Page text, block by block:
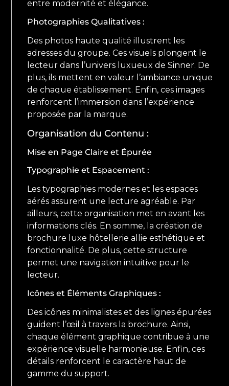
entre modernité et élégance.
Photographies Qualitatives :
Des photos haute qualité illustrent les
adresses du groupe. Ces visuels plongent le
lecteur dans l’univers luxueux de Sinner. De
plus, ils mettent en valeur l’ambiance unique
de chaque établissement. Enfin, ces images
renforcent l’immersion dans l’expérience
proposée par la marque.
Organisation du Contenu :
Mise en Page Claire et Épurée
Typographie et Espacement :
Les typographies modernes et les espaces
aérés assurent une lecture agréable. Par
ailleurs, cette organisation met en avant les
informations clés. En somme, la création de
brochure luxe hôtellerie allie esthétique et
fonctionnalité. De plus, cette structure
permet une navigation intuitive pour le
lecteur.
Icônes et Éléments Graphiques :
Des icônes minimalistes et des lignes épurées
guident l’œil à travers la brochure. Ainsi,
chaque élément graphique contribue à une
expérience visuelle harmonieuse. Enfin, ces
détails renforcent le caractère haut de
gamme du support.